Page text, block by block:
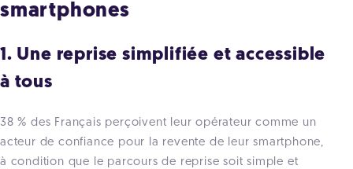
smartphones
1. Une reprise simplifiée et accessible
à tous
38 % des Français perçoivent leur opérateur comme un
acteur de confiance pour la revente de leur smartphone,
à condition que le parcours de reprise soit simple et